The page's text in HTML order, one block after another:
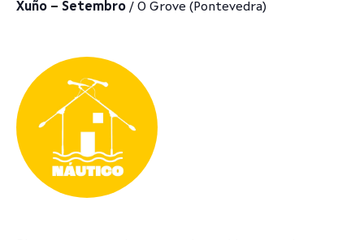
Xuño – Setembro / O Grove (Pontevedra)